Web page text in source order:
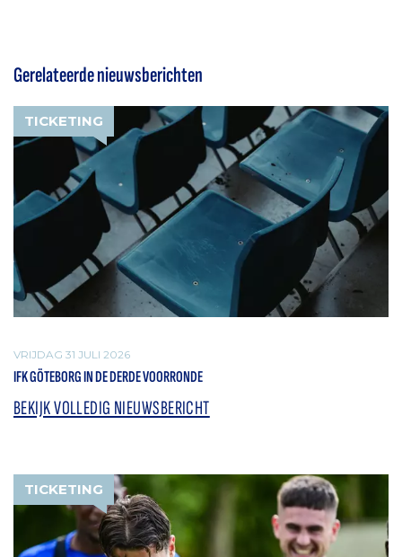
Gerelateerde nieuwsberichten
TICKETING
VRIJDAG 31 JULI 2026
IFK GÖTEBORG IN DE DERDE VOORRONDE
BEKIJK VOLLEDIG NIEUWSBERICHT
TICKETING